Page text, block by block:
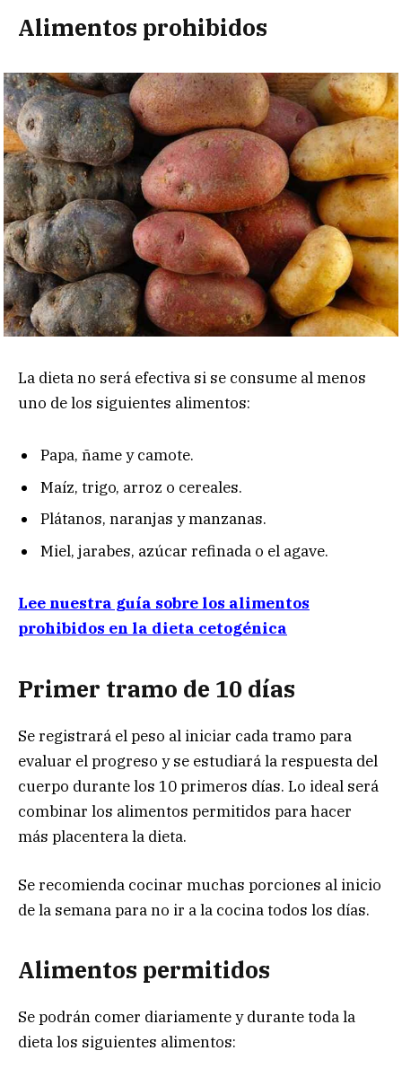
Alimentos prohibidos
La dieta no será efectiva si se consume al menos
uno de los siguientes alimentos:
Papa, ñame y camote.
Maíz, trigo, arroz o cereales.
Plátanos, naranjas y manzanas.
Miel, jarabes, azúcar refinada o el agave.
Lee nuestra guía sobre los alimentos
prohibidos en la dieta cetogénica
Primer tramo de 10 días
Se registrará el peso al iniciar cada tramo para
evaluar el progreso y se estudiará la respuesta del
cuerpo durante los 10 primeros días. Lo ideal será
combinar los alimentos permitidos para hacer
más placentera la dieta.
Se recomienda cocinar muchas porciones al inicio
de la semana para no ir a la cocina todos los días.
Alimentos permitidos
Se podrán comer diariamente y durante toda la
dieta los siguientes alimentos: